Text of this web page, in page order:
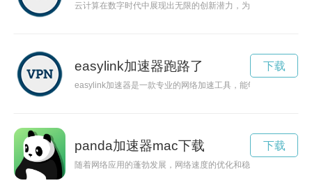
云计算在数字时代中展现出无限的创新潜力，为人们提供了便
easylink加速器跑路了
easylink加速器是一款专业的网络加速工具，能够有效提升网络
下载
panda加速器mac下载
随着网络应用的蓬勃发展，网络速度的优化和稳定已经成为巨
下载